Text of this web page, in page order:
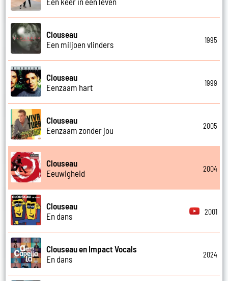
Clouseau
Een miljoen vlinders
1995
Clouseau
Eenzaam hart
1999
Clouseau
Eenzaam zonder jou
2005
Clouseau
Eeuwigheid
2004
Clouseau
En dans
2001
Clouseau en Impact Vocals
En dans
2024